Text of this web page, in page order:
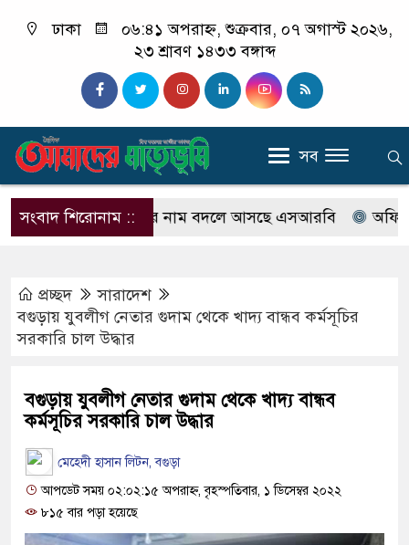
ঢাকা
০৬:৪১ অপরাহ্ন, শুক্রবার, ০৭ অগাস্ট ২০২৬,
২৩ শ্রাবণ ১৪৩৩ বঙ্গাব্দ
সব
সংবাদ শিরোনাম ::
র‍্যাবের নাম বদলে আসছে এসআরবি অফিস টাইমে
প্রচ্ছদ
সারাদেশ
বগুড়ায় যুবলীগ নেতার গুদাম থেকে খাদ্য বান্ধব কর্মসূচির
সরকারি চাল উদ্ধার
বগুড়ায় যুবলীগ নেতার গুদাম থেকে খাদ্য বান্ধব
কর্মসূচির সরকারি চাল উদ্ধার
মেহেদী হাসান লিটন, বগুড়া
আপডেট সময় ০২:০২:১৫ অপরাহ্ন, বৃহস্পতিবার, ১ ডিসেম্বর ২০২২
৮১৫ বার পড়া হয়েছে